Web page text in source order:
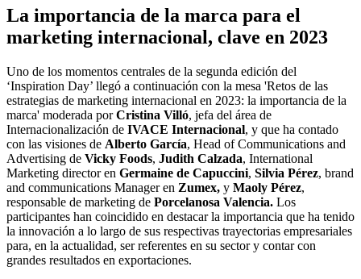
La importancia de la marca para el
marketing internacional, clave en 2023
Uno de los momentos centrales de la segunda edición del
‘Inspiration Day’ llegó a continuación con la mesa 'Retos de las
estrategias de marketing internacional en 2023: la importancia de la
marca' moderada porCristina Villó, jefa del área de
Internacionalización de IVACE Internacional, y que ha contado
con las visiones de Alberto García, Head of Communications and
Advertising de Vicky Foods, Judith Calzada, International
Marketing director en Germaine de Capuccini, Silvia Pérez, brand
and communications Manager en Zumex, y Maoly Pérez,
responsable de marketing de Porcelanosa Valencia. Los
participantes han coincidido en destacar la importancia que ha tenido
la innovación a lo largo de sus respectivas trayectorias empresariales
para, en la actualidad, ser referentes en su sector y contar con
grandes resultados en exportaciones.